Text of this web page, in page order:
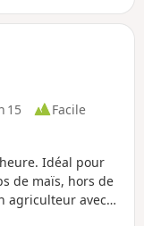
15
Facile
Idéal pour
de maïs, hors de
agriculteur avec